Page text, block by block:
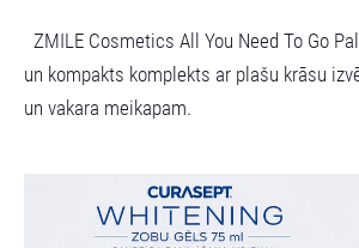
ZMILE Cosmetics All You Need To Go
un kompakts komplekts ar plašu krāsu
un vakara meikapam.